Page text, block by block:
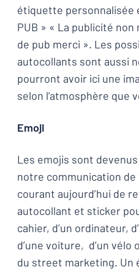
étiquette personnalisée
PUB » « La publicité
de pub merci ». Les
autocollants sont aussi
pourront avoir ici une
selon l’atmosphère que
Emoji
Les emojis sont
notre communication
courant aujourd’hui de
autocollant et sticker
cahier, d’un ordinateur,
d’une voiture, d’un
du street marketing. Un